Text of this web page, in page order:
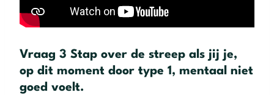
Vraag 3 Stap over de streep als jij je,
op dit moment door type 1, mentaal niet
goed voelt.